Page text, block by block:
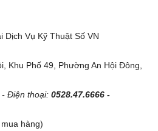
Dịch Vụ Kỹ Thuật Số VN
Khu Phố 49, Phường An Hội Đông,
- Điện thoại: 0528.47.6666 -
hàng)